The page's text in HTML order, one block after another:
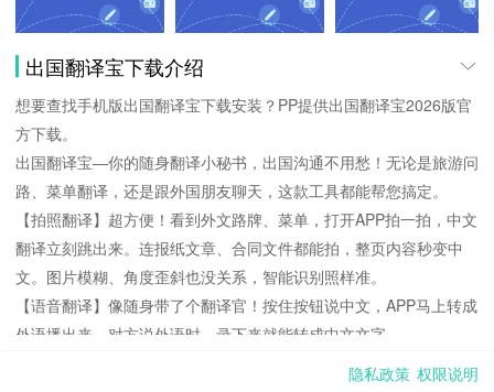
出国翻译宝下载介绍
想要查找手机版出国翻译宝下载安装？PP提供出国翻译宝2026版官
方下载。
出国翻译宝—你的随身翻译小秘书，出国沟通不用愁！无论是旅游问
路、菜单翻译，还是跟外国朋友聊天，这款工具都能帮您搞定。
【拍照翻译】超方便！看到外文路牌、菜单，打开APP拍一拍，中文
翻译立刻跳出来。连报纸文章、合同文件都能拍，整页内容秒变中
文。图片模糊、角度歪斜也没关系，智能识别照样准。
【语音翻译】像随身带了个翻译官！按住按钮说中文，APP马上转成
外语播出来。对方说外语时，录下来就能转成中文文字。
【文本翻译】支持多种语言，打字或粘贴文字就能译。写邮件、查资
隐私政策 权限说明